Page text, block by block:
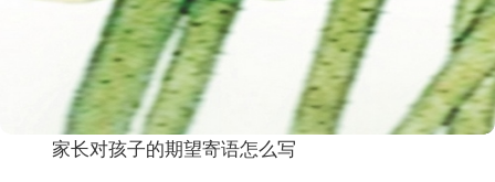
家长对孩子的期望寄语怎么写